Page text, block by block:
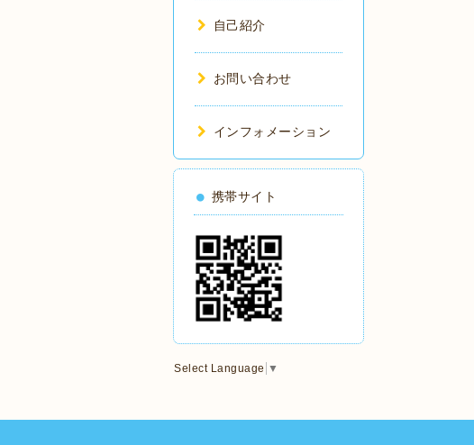
自己紹介
お問い合わせ
インフォメーション
携帯サイト
Select Language ▼